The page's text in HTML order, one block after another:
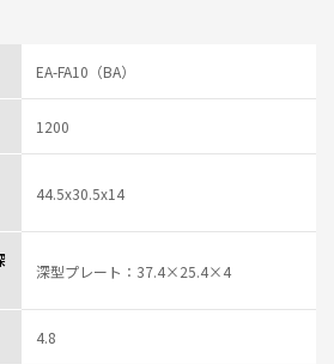
EA-FA10（BA）
1200
44.5x30.5x14
深型プレート：37.4×25.4×4
4.8